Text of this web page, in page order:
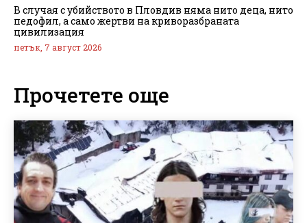
В случая с убийството в Пловдив няма нито деца, нито
педофил, а само жертви на криворазбраната
цивилизация
петък, 7 август 2026
Прочетете още